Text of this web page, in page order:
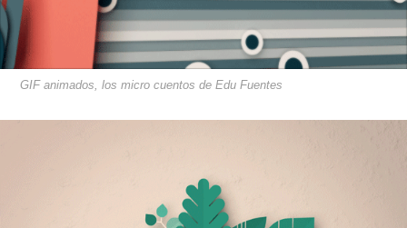
GIF animados, los micro cuentos de Edu Fuentes